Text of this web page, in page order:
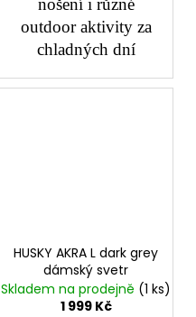
nošení i různé
outdoor aktivity za
chladných dní
HUSKY AKRA L dark grey
dámský svetr
Skladem na prodejně (1 ks)
1 999 Kč